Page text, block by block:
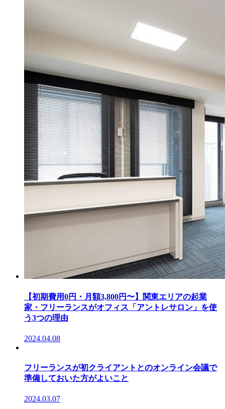
【初期費用0円・月額3,800円〜】関東エリアの起業
家・フリーランスがオフィス「アントレサロン」を使
う3つの理由
2024.04.08
フリーランスが初クライアントとのオンライン会議で
準備しておいた方がよいこと
2024.03.07